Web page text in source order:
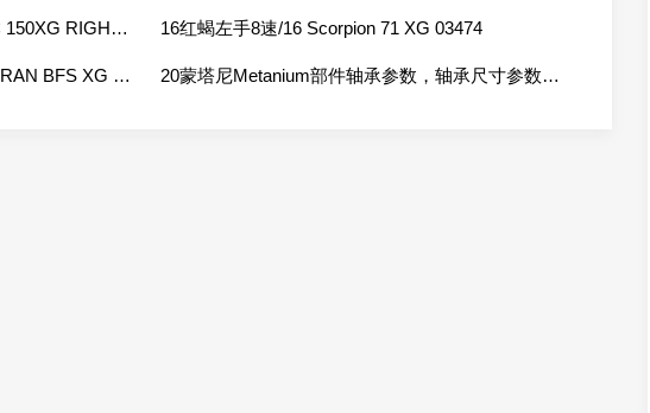
21红蝎dc右手8速 | 21 Scorpion DC 150XG RIGHT 04310 16红蝎左手8速/16 Scorpion 71 XG 03474
12款阿德BFS左手8速 |12 ALDEBARAN BFS XG Left 03009 20蒙塔尼Metanium部件轴承参数，轴承尺寸参数，04113，04115，04117